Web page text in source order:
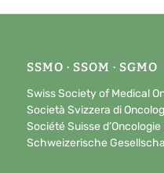
SSMO · SSOM · SGMO
Swiss Society of Medical
Società Svizzera di
Société Suisse
Schweizerische